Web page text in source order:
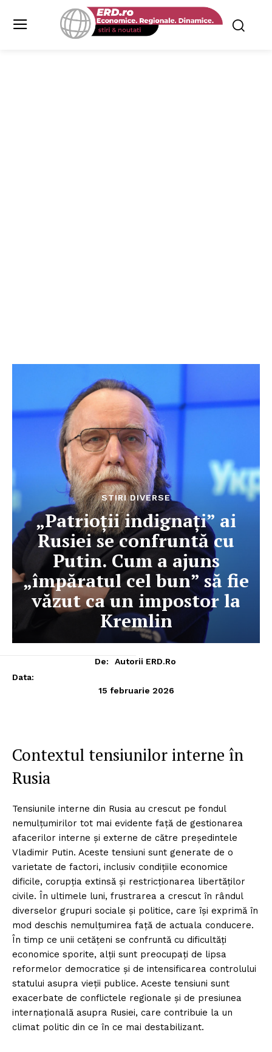
STIRI DIVERSE
„Patrioții indignați” ai
Rusiei se confruntă cu
Putin. Cum a ajuns
„împăratul cel bun” să fie
văzut ca un impostor la
Kremlin
De:
Autorii ERD.ro
Data:
15 februarie 2026
Contextul tensiunilor interne în
Rusia
Tensiunile interne din Rusia au crescut pe fondul
nemulțumirilor tot mai evidente față de gestionarea
afacerilor interne și externe de către președintele
Vladimir Putin. Aceste tensiuni sunt generate de o
varietate de factori, inclusiv condițiile economice
dificile, corupția extinsă și restricționarea libertăților
civile. În ultimele luni, frustrarea a crescut în rândul
diverselor grupuri sociale și politice, care își exprimă în
mod deschis nemulțumirea față de actuala conducere.
În timp ce unii cetățeni se confruntă cu dificultăți
economice sporite, alții sunt preocupați de lipsa
reformelor democratice și de intensificarea controlului
statului asupra vieții publice. Aceste tensiuni sunt
exacerbate de conflictele regionale și de presiunea
internațională asupra Rusiei, care contribuie la un
climat politic din ce în ce mai destabilizant.